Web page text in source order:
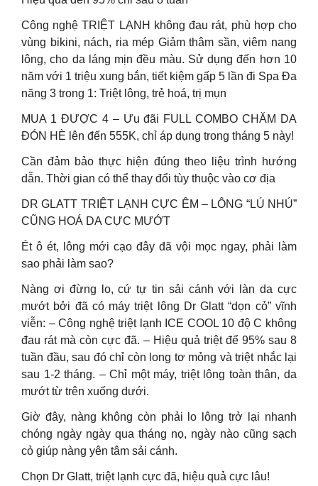
Công nghệ TRIỆT LẠNH không đau rát, phù hợp cho
vùng bikini, nách, ria mép Giảm thâm sần, viêm nang
lông, cho da láng mịn đều màu. Sử dụng đến hơn 10
năm với 1 triệu xung bắn, tiết kiệm gấp 5 lần đi Spa Đa
năng 3 trong 1: Triệt lông, trẻ hoá, trị mụn
MUA 1 ĐƯỢC 4 – Ưu đãi FULL COMBO CHĂM DA
ĐÓN HÈ lên đến 555K, chỉ áp dụng trong tháng 5 này!
Cần đảm bảo thực hiện đúng theo liệu trình hướng
dẫn. Thời gian có thể thay đổi tùy thuộc vào cơ địa
DR GLATT TRIỆT LẠNH CỰC ÊM – LÔNG “LÚ NHÚ”
CŨNG HOÁ DA CỰC MƯỚT
Ét ô ét, lông mới cạo đây đã vội mọc ngay, phải làm
sao phải làm sao?
Nàng ơi đừng lo, cứ tự tin sải cánh với làn da cực
mướt bởi đã có máy triệt lông Dr Glatt “dọn cỏ” vĩnh
viễn: – Công nghệ triệt lạnh ICE COOL 10 độ C không
đau rát mà còn cực đã. – Hiệu quả triệt để 95% sau 8
tuần đầu, sau đó chỉ còn long tơ mỏng và triệt nhắc lại
sau 1-2 tháng. – Chỉ một máy, triệt lông toàn thân, da
mướt từ trên xuống dưới.
Giờ đây, nàng không còn phải lo lông trở lại nhanh
chóng ngày ngày qua tháng nọ, ngày nào cũng sạch
cỏ giúp nàng yên tâm sải cánh.
Chọn Dr Glatt, triệt lạnh cực đã, hiệu quả cực lâu!